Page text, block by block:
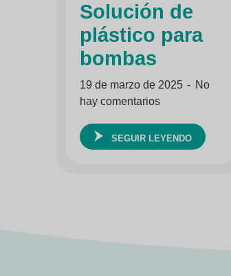
Solución de
plástico para
bombas
19 de marzo de 2025
No
hay comentarios
SEGUIR LEYENDO